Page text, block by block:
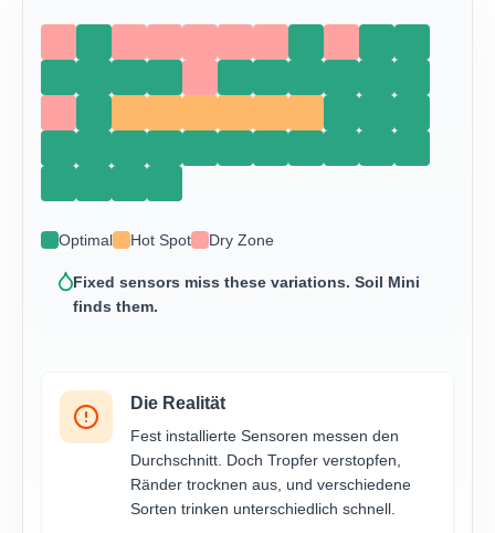
Optimal Hot Spot Dry Zone
Fixed sensors miss these variations. Soil Mini
finds them.
Die Realität
Fest installierte Sensoren messen den
Durchschnitt. Doch Tropfer verstopfen,
Ränder trocknen aus, und verschiedene
Sorten trinken unterschiedlich schnell.